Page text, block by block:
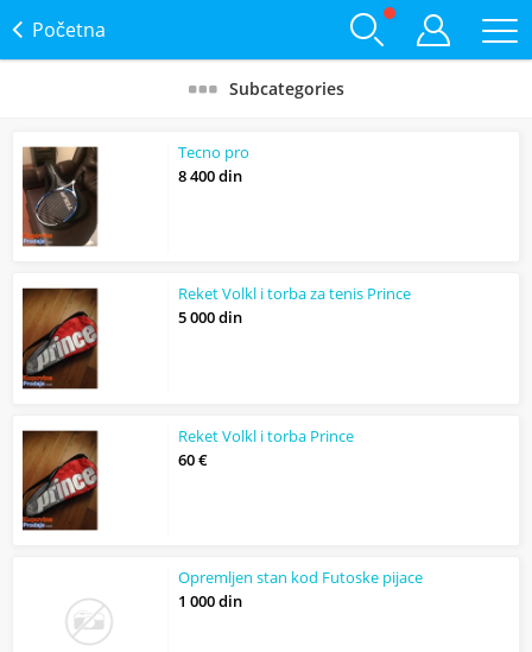
Početna
Subcategories
Tecno pro
8 400 din
Reket Volkl i torba za tenis Prince
5 000 din
Reket Volkl i torba Prince
60 €
Opremljen stan kod Futoske pijace
1 000 din